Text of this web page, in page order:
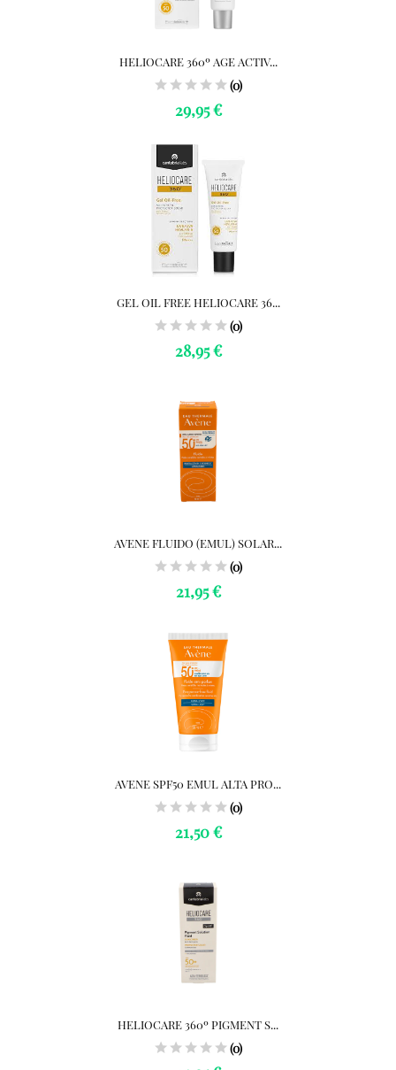
HELIOCARE 360º AGE ACTIV...
(0)
29,95 €
GEL OIL FREE HELIOCARE 36...
(0)
28,95 €
AVENE FLUIDO (EMUL) SOLAR...
(0)
21,95 €
AVENE SPF50 EMUL ALTA PRO...
(0)
21,50 €
HELIOCARE 360º PIGMENT S...
(0)